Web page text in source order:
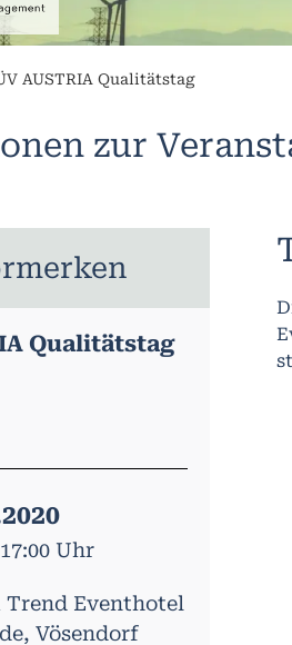
AUSTRIA Qualitätstag
zur
Qualitätstag
Uhr
Trend Eventhotel
Vösendorf